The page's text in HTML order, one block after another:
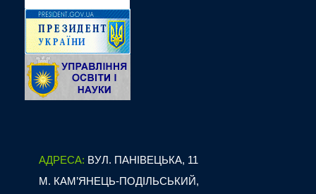
АДРЕСА: ВУЛ. ПАНІВЕЦЬКА, 11
М. КАМ’ЯНЕЦЬ-ПОДІЛЬСЬКИЙ,